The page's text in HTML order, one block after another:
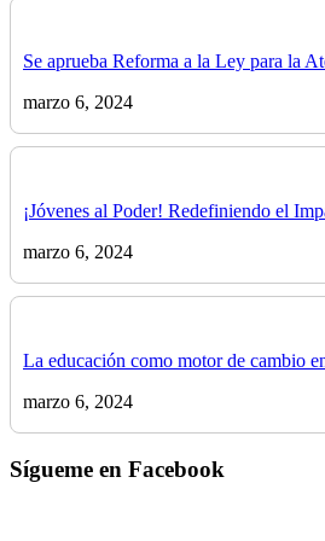
Se aprueba Reforma a la Ley para la
marzo 6, 2024
¡Jóvenes al Poder! Redefiniendo el
marzo 6, 2024
La educación como motor de cambio
marzo 6, 2024
Sígueme en Facebook